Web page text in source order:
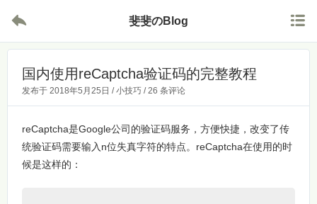
 斐斐のBlog 
国内使用reCaptcha验证码的完整教程
发布于 2018年5月25日 /小技巧 /26 条评论
reCaptcha是Google公司的验证码服务，方便快捷，改变了传
统验证码需要输入n位失真字符的特点。reCaptcha在使用的时
候是这样的：